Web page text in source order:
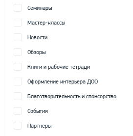
Семинары
Мастер-классы
Новости
Обзоры
Книги и рабочие тетради
Оформление интерьера ДОО
Благотворительность и спонсорство
События
Партнеры